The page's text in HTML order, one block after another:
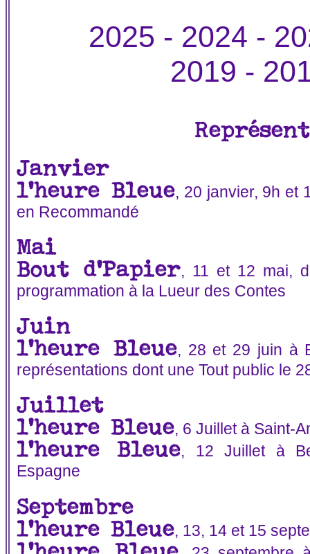
2025 - 2024 -
2019 -
Janvier
l'heure Bleue, 20 janvier, 9h et
en Recommandé
Mai
Bout d'Papier, 11 et 12 mai,
programmation à la Lueur des Contes
Juin
l'heure Bleue, 28 et 29 juin à
représentations dont une Tout public le
Juillet
l'heure Bleue, 6 Juillet à Saint-
l'heure Bleue, 12 Juillet à
Espagne
Septembre
l'heure Bleue, 13, 14 et 15